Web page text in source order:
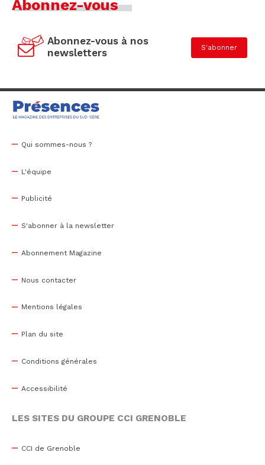
Abonnez-vous
Abonnez-vous à nos
newsletters
S'abonner
Qui sommes-nous ?
L'équipe
Publicité
S'abonner à la newsletter
Abonnement Magazine
Nous contacter
Mentions légales
Plan du site
Conditions générales
Accessibilité
LES SITES DU GROUPE CCI GRENOBLE
CCI de Grenoble